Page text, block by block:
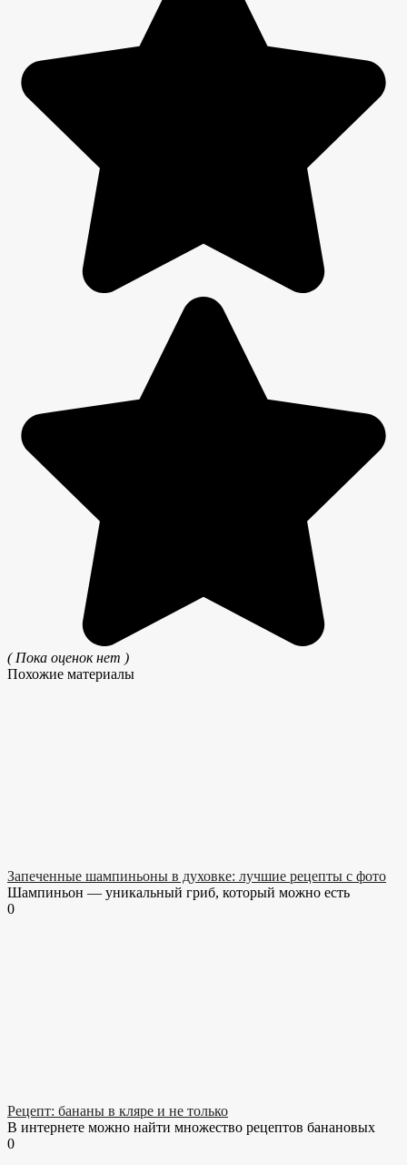
( Пока оценок нет )
Похожие материалы
Запеченные шампиньоны в духовке: лучшие рецепты с фото
Шампиньон — уникальный гриб, который можно есть
0
Рецепт: бананы в кляре и не только
В интернете можно найти множество рецептов банановых
0